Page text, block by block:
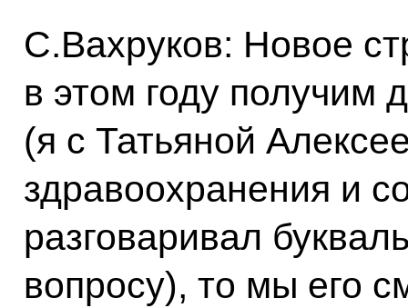
С.Вахруков: Новое
в этом году получим
(я с Татьяной
здравоохранения и
разговаривал
вопросу), то мы его